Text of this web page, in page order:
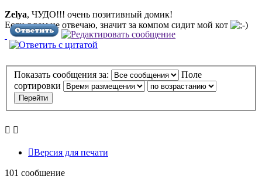
Zelya, ЧУДО!!! очень позитивный домик!
Если я вам не отвечаю, значит за компом сидит мой кот
Показать сообщения за:
Поле
сортировки
Версия для печати
101 сообщение